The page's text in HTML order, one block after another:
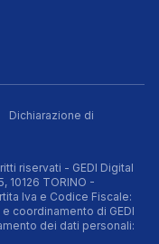
Dichiarazione di
riservati - GEDI Digital
10126 TORINO -
Iva e Codice Fiscale:
coordinamento di GEDI
dei dati personali: